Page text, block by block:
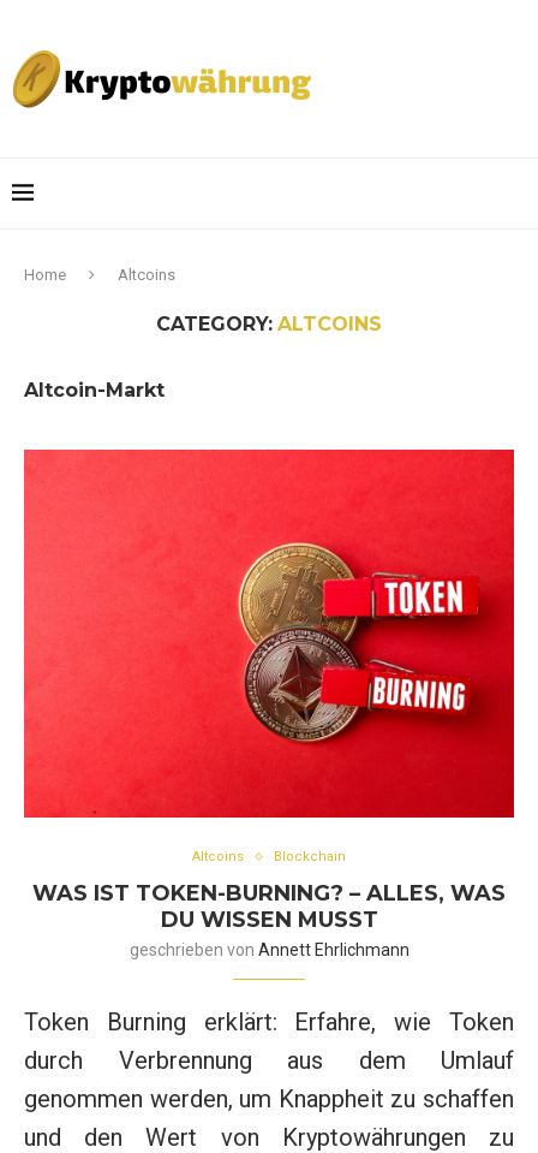
Home Altcoins
CATEGORY: ALTCOINS
Altcoin-Markt
Altcoins Blockchain
WAS IST TOKEN-BURNING? – ALLES, WAS
DU WISSEN MUSST
geschrieben von Annett Ehrlichmann
Token Burning erklärt: Erfahre, wie Token
durch Verbrennung aus dem Umlauf
genommen werden, um Knappheit zu schaffen
und den Wert von Kryptowährungen zu